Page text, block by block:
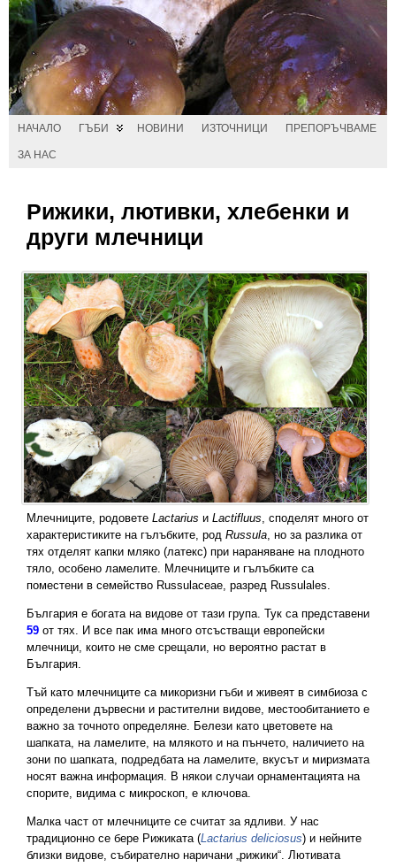
НАЧАЛО ГЪБИ НОВИНИ ИЗТОЧНИЦИ ПРЕПОРЪЧВАМЕ
ЗА НАС
Рижики, лютивки, хлебенки и
други млечници
Млечниците, родовете Lactarius и Lactifluus , споделят много от
характеристиките на гълъбките, род Russula , но за разлика от
тях отделят капки мляко (латекс) при нараняване на плодното
тяло, особено ламелите. Млечниците и гълъбките са
поместени в семейство Russulaceae, разред Russulales.
България е богата на видове от тази група. Тук са представени
59 от тях. И все пак има много отсъстващи европейски
млечници, които не сме срещали, но вероятно растат в
България.
Тъй като млечниците са микоризни гъби и живеят в симбиоза с
определени дървесни и растителни видове, местообитанието е
важно за точното определяне. Белези като цветовете на
шапката, на ламелите, на млякото и на пънчето, наличието на
зони по шапката, подредбата на ламелите, вкусът и миризмата
носят важна информация. В някои случаи орнаментацията на
спорите, видима с микроскоп, е ключова.
Малка част от млечниците се считат за ядливи. У нас
традиционно се бере Рижиката (Lactarius deliciosus) и нейните
близки видове, събирателно наричани „рижики“. Лютивата